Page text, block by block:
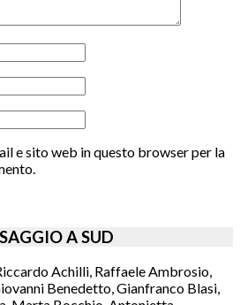
e sito web in questo browser per la
A SUD
Achilli, Raffaele Ambrosio,
Benedetto, Gianfranco Blasi,